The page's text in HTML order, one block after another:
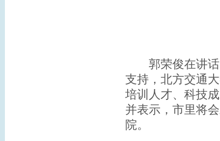
郭荣俊在讲话
支持，北方交通
培训人才、科技
并表示，市里将
院。